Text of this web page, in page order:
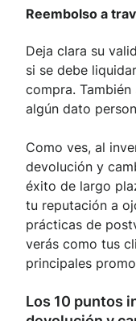
Reembolso a
Deja clara su
si se debe
compra.
algún dato
Como ves, al
devolución y
éxito de largo
tu reputación a
prácticas de
verás como tus
principales
Los 10 puntos